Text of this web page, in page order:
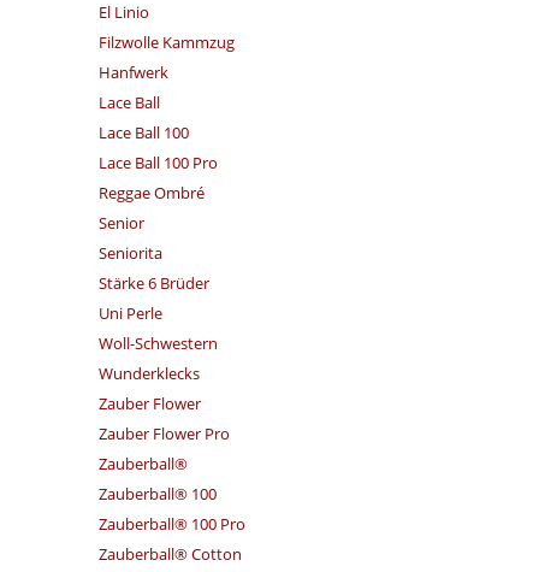
El Linio
Filzwolle Kammzug
Hanfwerk
Lace Ball
Lace Ball 100
Lace Ball 100 Pro
Reggae Ombré
Senior
Seniorita
Stärke 6 Brüder
Uni Perle
Woll-Schwestern
Wunderklecks
Zauber Flower
Zauber Flower Pro
Zauberball®
Zauberball® 100
Zauberball® 100 Pro
Zauberball® Cotton